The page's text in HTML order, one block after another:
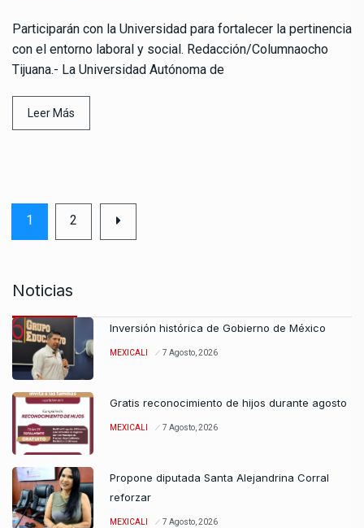
Participarán con la Universidad para fortalecer la pertinencia
con el entorno laboral y social. Redacción/Columnaocho
Tijuana.- La Universidad Autónoma de
Leer Más
1 2
Noticias
Inversión histórica de Gobierno de México
MEXICALI 7 Agosto, 2026
Gratis reconocimiento de hijos durante agosto
MEXICALI 7 Agosto, 2026
Propone diputada Santa Alejandrina Corral
reforzar
MEXICALI 7 Agosto, 2026